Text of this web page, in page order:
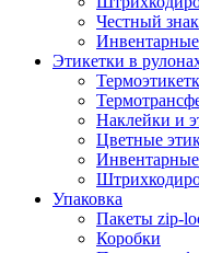
Честный
Этикетки в
Наклейки и
Цветные
Упаковка
Пакеты zip-
Коробки